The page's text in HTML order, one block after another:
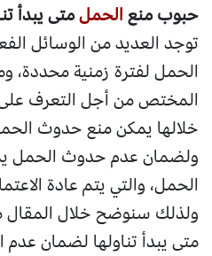
حبوب منعالحملمتى يبدأ
توجد العديد من الوسائل
الحمل لفترة زمنية محددة،
المختص من أجل التعرف على
خلالها يمكن منع حدوث
ولضمان عدم حدوث الحمل
الحمل، والتي يتم عادة
ولذلك سنوضح خلال المقال
متى يبدأ تناولها لضمان